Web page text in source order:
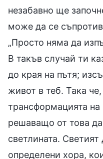
незабавно ще
може да се
„Просто няма да
В такъв случай ти
до края на пътя;
живот в теб. Така
трансформацията
решаващо от това
светлината.
определени хора,